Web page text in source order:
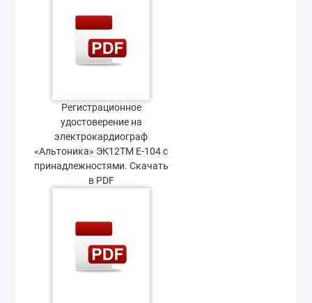
Регистрационное
удостоверение на
электрокардиограф
«Альтоника» ЭК12ТМ Е-104 с
принадлежностями. Скачать
в PDF